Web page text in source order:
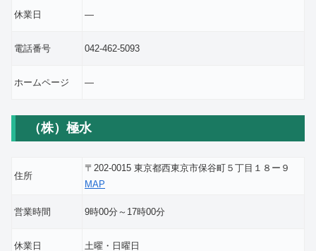
休業日 ―
電話番号 042-462-5093
ホームページ ―
（株）極水
住所
〒202-0015 東京都西東京市保谷町５丁目１８ー９
MAP
営業時間 9時00分～17時00分
休業日 土曜・日曜日